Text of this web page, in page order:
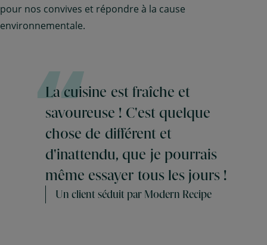
pour nos convives et répondre à la cause
environnementale.
La cuisine est fraîche et
savoureuse ! C'est quelque
chose de différent et
d'inattendu, que je pourrais
même essayer tous les jours !
Un client séduit par Modern Recipe